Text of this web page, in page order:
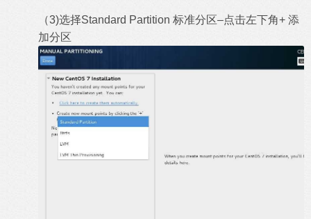
（3)选择Standard Partition 标准分区–点击左下角+ 添
加分区